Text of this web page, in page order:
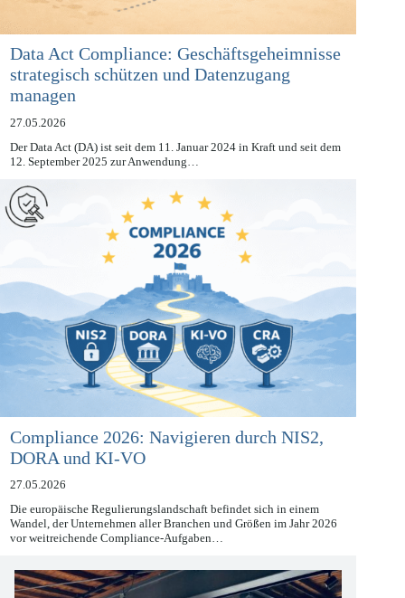
Data Act Compliance: Geschäftsgeheimnisse
strategisch schützen und Datenzugang
managen
27.05.2026
Der Data Act (DA) ist seit dem 11. Januar 2024 in Kraft und seit dem
Compliance 2026: Navigieren durch NIS2,
DORA und KI-VO
27.05.2026
Die europäische Regulierungslandschaft befindet sich in einem
Wandel, der Unternehmen aller Branchen und Größen im Jahr 2026